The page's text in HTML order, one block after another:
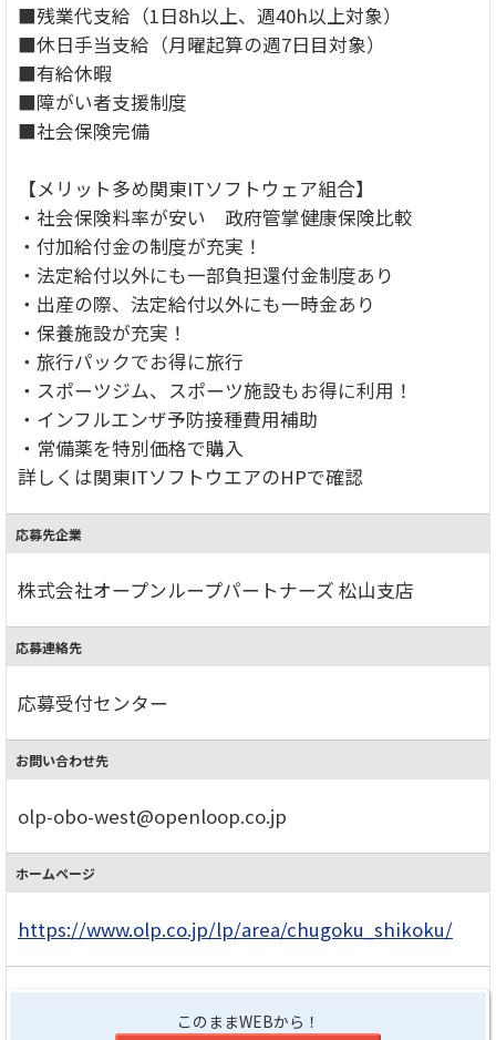
■残業代支給（1日8h以上、週40h以上対象）
■休日手当支給（月曜起算の週7日目対象）
■有給休暇
■障がい者支援制度
■社会保険完備
【メリット多め関東ITソフトウェア組合】
・社会保険料率が安い 政府管掌健康保険比較
・付加給付金の制度が充実！
・法定給付以外にも一部負担還付金制度あり
・出産の際、法定給付以外にも一時金あり
・保養施設が充実！
・旅行パックでお得に旅行
・スポーツジム、スポーツ施設もお得に利用！
・インフルエンザ予防接種費用補助
・常備薬を特別価格で購入
詳しくは関東ITソフトウエアのHPで確認
応募先企業
株式会社オープンループパートナーズ 松山支店
応募連絡先
応募受付センター
お問い合わせ先
olp-obo-west@openloop.co.jp
ホームページ
https://www.olp.co.jp/lp/area/chugoku_shikoku/
このままWEBから！